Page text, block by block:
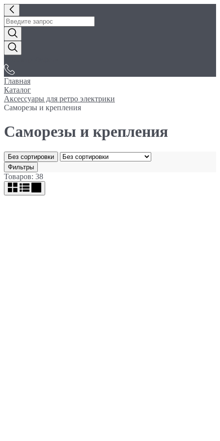
Главная
Каталог
Аксессуары для ретро электрики
Саморезы и крепления
Саморезы и крепления
Без сортировки
Фильтры
Товаров: 38